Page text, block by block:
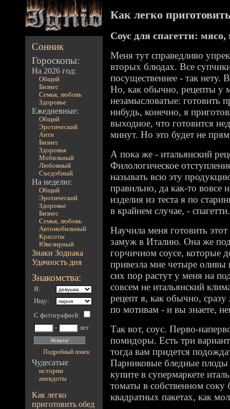
Сонник
Гороскопы:
На 2026 год:
Общий
Бизнес
Семья, любовь
Здоровье
Ежедневные:
Общий
Эротический
Анти
Бизнес
Здоровья
Мобильный
Любовный
Съедобный
На неделю:
Общий
Эротический
Здоровье
Бизнес
Семья, любовь
Автомобильный
Красоты
Ювелирный
Знаки Зодиака
Удачность дня
Знакомства:
Я:
Ищу:
С фотографией:
-
лет
Подробный поиск
Чудесатые
истории
анекдоты
Как легко
приготовить обед
Как легко
Соус для спагетти:
Меня тут справедливо
вторых блюдах. Все
посущественнее - так нету.
Но, как обычно, рецепты у
незамысловатые: готовить
нибудь, конечно, я
выходное, что готовится
минут. Но это будет не
А пока же - итальянский
Филологическое
называть всю эту
правильно, да как-то вовсе
изделия из теста я по
в крайнем случае, - спагетти.
Научила меня готовить
замуж в Италию. Она же
горчичном соусе, которые
привезла мне четыре
сих пор растут у меня на
совсем не итальянский
рецепт я, как обычно,
по мотивам - и вы знаете,
Так вот, соус. Перво-
помидоры. Есть три
тогда вам придется
Парниковые бледные
купите в супермаркете
томаты в собственном соку
квадратных пакетах, как